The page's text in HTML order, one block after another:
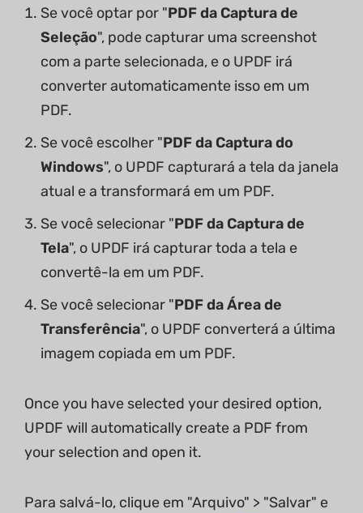
Se você optar por "PDF da Captura de
Seleção", pode capturar uma screenshot
com a parte selecionada, e o UPDF irá
converter automaticamente isso em um
PDF.
Se você escolher "PDF da Captura do
Windows", o UPDF capturará a tela da janela
atual e a transformará em um PDF.
Se você selecionar "PDF da Captura de
Tela", o UPDF irá capturar toda a tela e
convertê-la em um PDF.
Se você selecionar "PDF da Área de
Transferência", o UPDF converterá a última
imagem copiada em um PDF.
Once you have selected your desired option,
UPDF will automatically create a PDF from
your selection and open it.
Para salvá-lo, clique em "Arquivo" > "Salvar" e